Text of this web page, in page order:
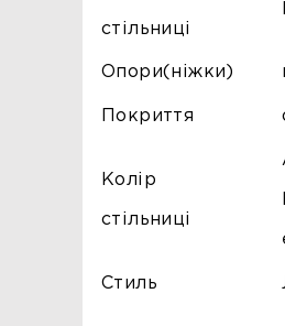
стільниці
Опори(ніжки)
Покриття
Колір
стільниці
Стиль